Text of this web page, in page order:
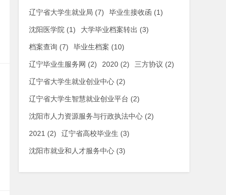
辽宁省大学生就业局 (7) 毕业生接收函 (1)
沈阳医学院 (1) 大学毕业档案转出 (3)
档案查询 (7) 毕业生档案 (10)
辽宁毕业生服务网 (2) 2020 (2) 三方协议 (2)
辽宁省大学生就业创业中心 (2)
辽宁省大学生智慧就业创业平台 (2)
沈阳市人力资源服务与行政执法中心 (2)
2021 (2) 辽宁省高校毕业生 (3)
沈阳市就业和人才服务中心 (3)